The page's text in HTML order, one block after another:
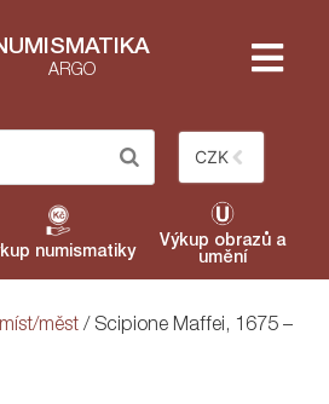
ARGO
CZK
numismatiky
Výkup obrazů a
umění
měst / Scipione Maffei, 1675 –